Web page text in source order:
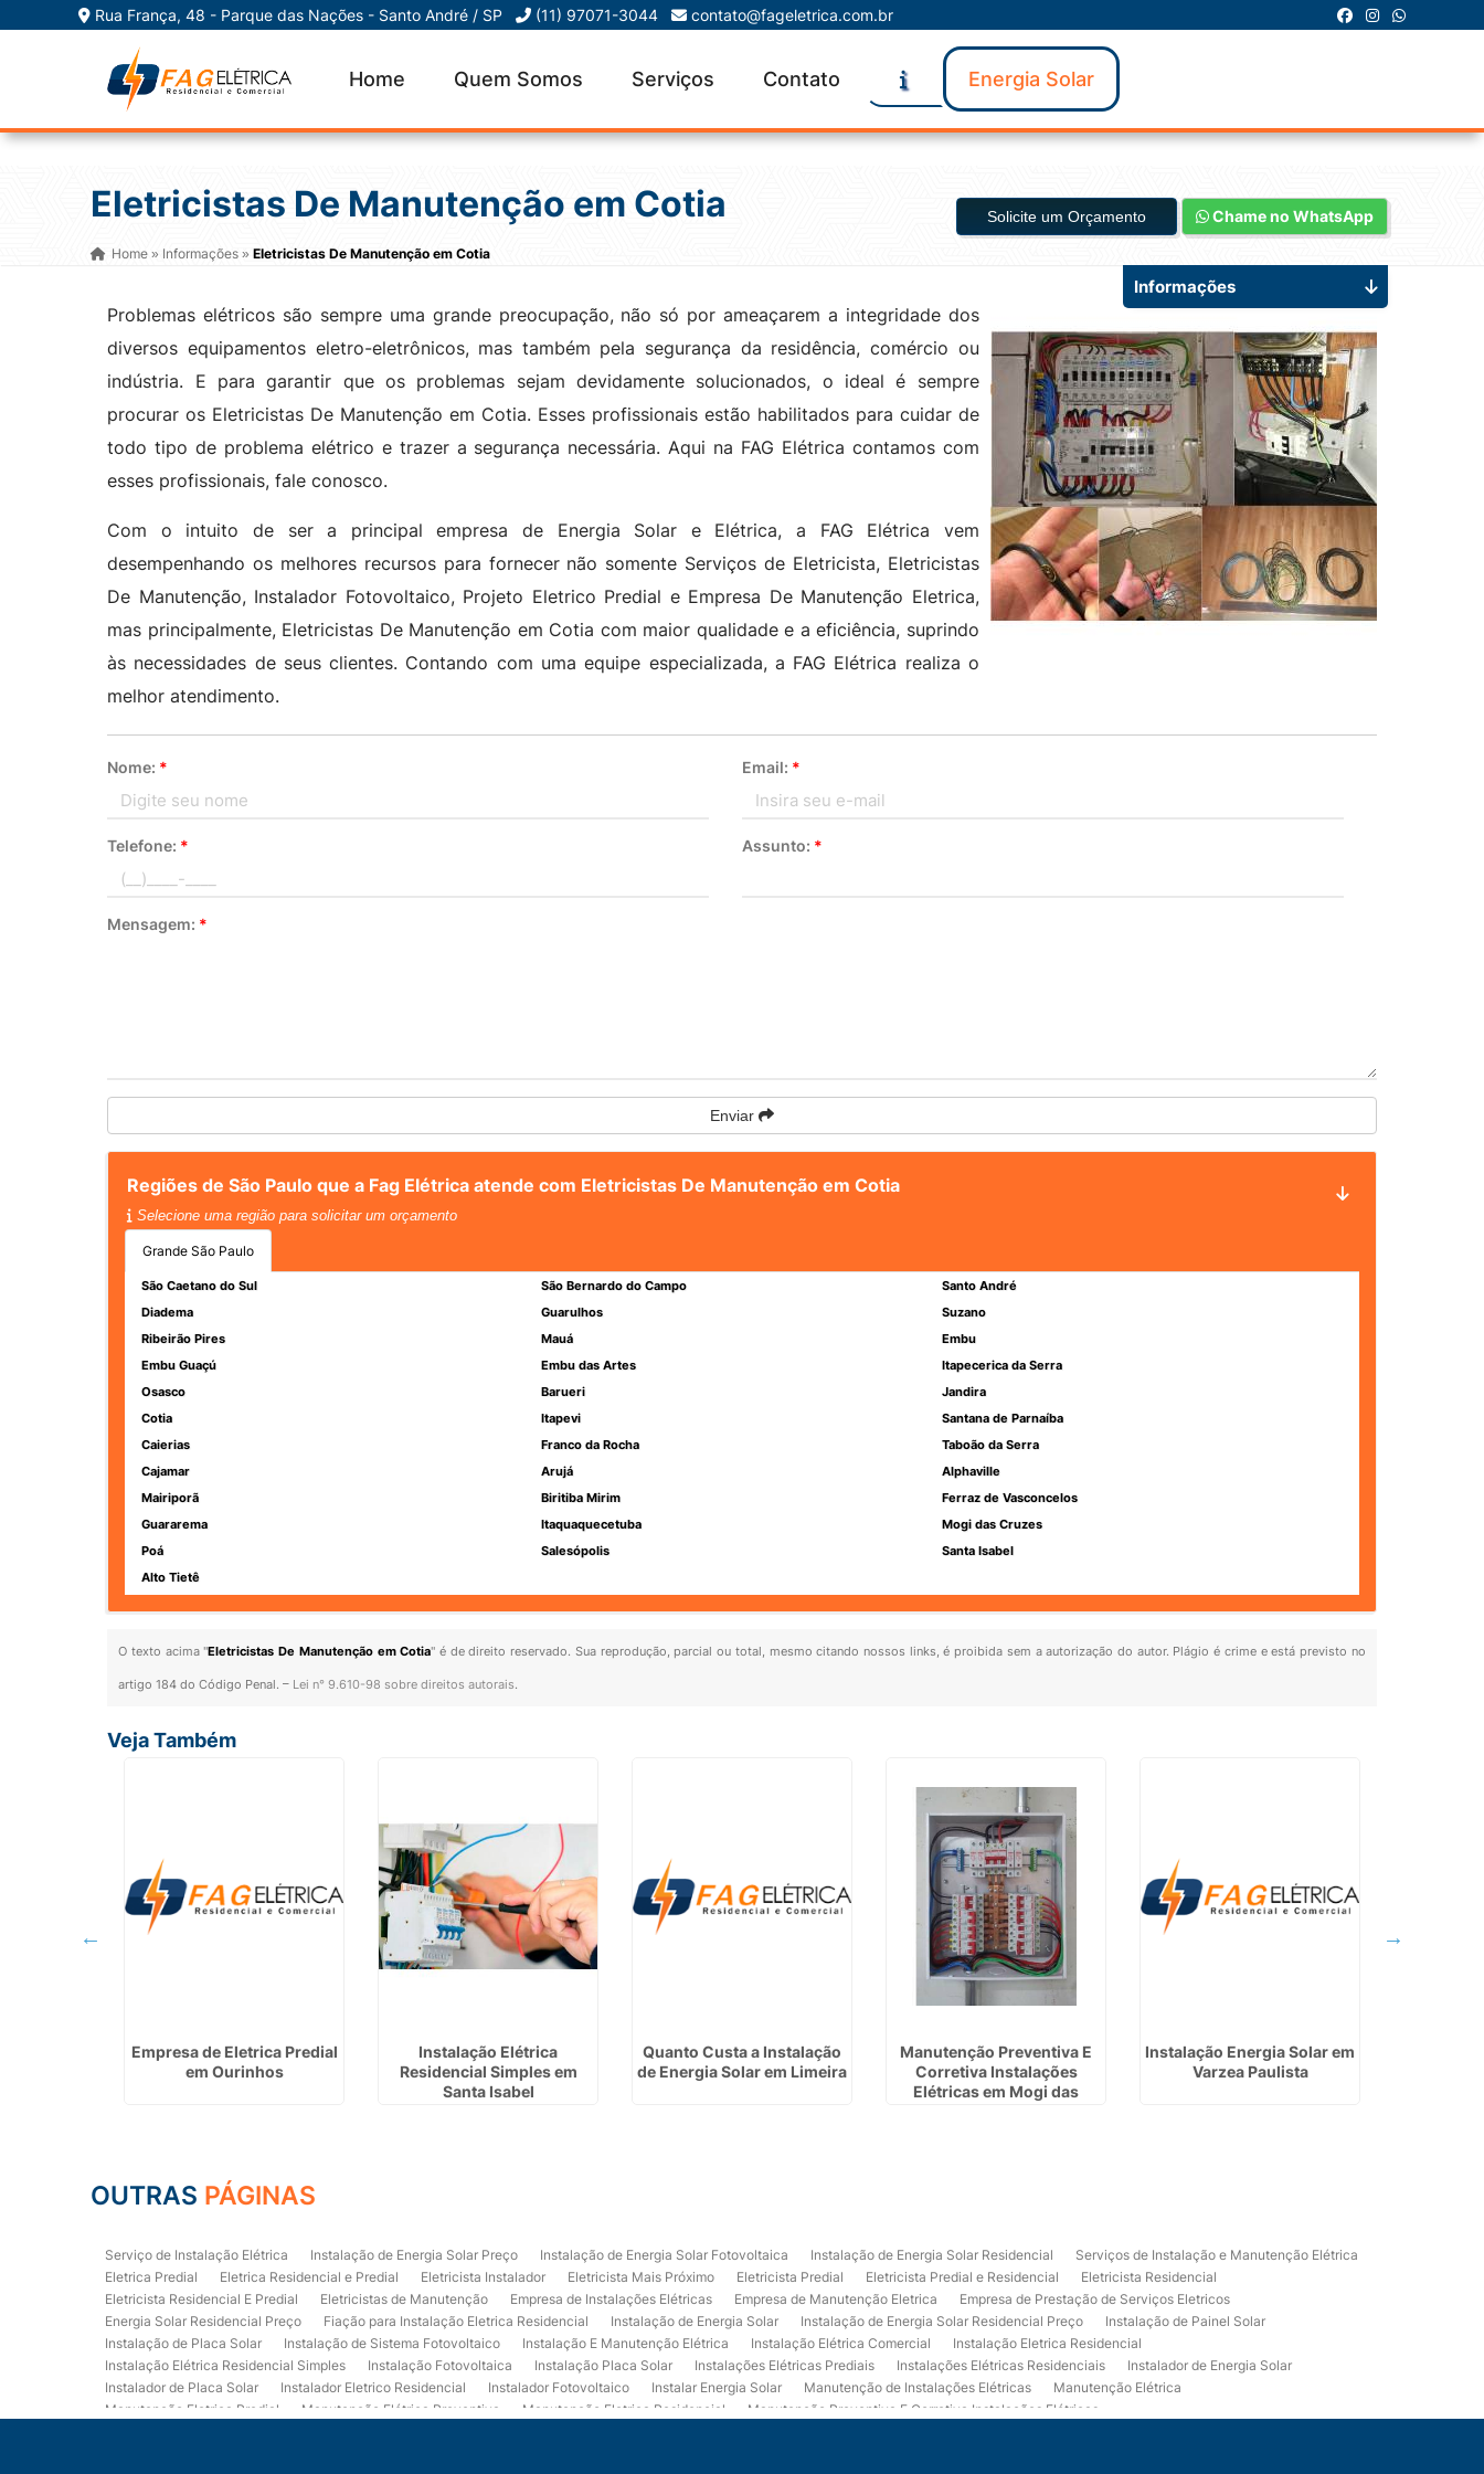
Rua França, 48 - Parque das Nações - Santo André / SP (11) 97071-3044 contato@fageletrica.com.br
Home Quem Somos Serviços Contato Energia Solar
Eletricistas De Manutenção em Cotia
Home » Informações » Eletricistas De Manutenção em Cotia
Solicite um Orçamento Chame no WhatsApp
Problemas elétricos são sempre uma grande preocupação, não só por ameaçarem a integridade dos
diversos equipamentos eletro-eletrônicos, mas também pela segurança da residência, comércio ou
indústria. E para garantir que os problemas sejam devidamente solucionados, o ideal é sempre
procurar os Eletricistas De Manutenção em Cotia. Esses profissionais estão habilitados para cuidar de
todo tipo de problema elétrico e trazer a segurança necessária. Aqui na FAG Elétrica contamos com
esses profissionais, fale conosco.
Com o intuito de ser a principal empresa de Energia Solar e Elétrica, a FAG Elétrica vem
desempenhando os melhores recursos para fornecer não somente Serviços de Eletricista, Eletricistas
De Manutenção, Instalador Fotovoltaico, Projeto Eletrico Predial e Empresa De Manutenção Eletrica,
mas principalmente, Eletricistas De Manutenção em Cotia com maior qualidade e a eficiência, suprindo
às necessidades de seus clientes. Contando com uma equipe especializada, a FAG Elétrica realiza o
melhor atendimento.
Nome: * Email: *
Telefone: * Assunto: *
Mensagem: *
Enviar
Regiões de São Paulo que a Fag Elétrica atende com Eletricistas De Manutenção em Cotia
Selecione uma região para solicitar um orçamento
Grande São Paulo
São Caetano do Sul São Bernardo do Campo
Santo André
Diadema
Guarulhos
Suzano
Ribeirão Pires
Mauá
Embu
Embu Guaçú
Embu das Artes
Itapecerica da Serra
Osasco
Barueri
Jandira
Cotia
Itapevi
Santana de Parnaíba
Caierias
Franco da Rocha
Taboão da Serra
Cajamar
Arujá
Alphaville
Mairiporã
Biritiba Mirim
Ferraz de Vasconcelos
Guararema
Itaquaquecetuba
Mogi das Cruzes
Poá
Salesópolis
Santa Isabel
Alto Tietê
O texto acima "Eletricistas De Manutenção em Cotia" é de direito reservado. Sua reprodução, parcial ou total, mesmo citando nossos links, é proibida sem a autorização do autor. Plágio é crime e está previsto no
artigo 184 do Código Penal. – Lei n° 9.610-98 sobre direitos autorais.
Informações
Veja Também
Empresa de Eletrica Predial
em Ourinhos
Instalação Elétrica
Residencial Simples em
Santa Isabel
Quanto Custa a Instalação
de Energia Solar em Limeira
Manutenção Preventiva E
Corretiva Instalações
Elétricas em Mogi das
Instalação Energia Solar em
Varzea Paulista
OUTRAS PÁGINAS
Serviço de Instalação Elétrica Instalação de Energia Solar Preço Instalação de Energia Solar Fotovoltaica Instalação de Energia Solar Residencial
Serviços de Instalação e Manutenção Elétrica
Eletrica Predial
Eletrica Residencial e Predial Eletricista Instalador Eletricista Mais Próximo Eletricista Predial Eletricista Predial e Residencial
Eletricista Residencial
Eletricista Residencial E Predial
Eletricistas de Manutenção Empresa de Instalações Elétricas Empresa de Manutenção Eletrica
Empresa de Prestação de Serviços Eletricos
Energia Solar Residencial Preço
Fiação para Instalação Eletrica Residencial Instalação de Energia Solar Instalação de Energia Solar Residencial Preço
Instalação de Painel Solar
Instalação de Placa Solar
Instalação de Sistema Fotovoltaico Instalação E Manutenção Elétrica Instalação Elétrica Comercial
Instalação Eletrica Residencial
Instalação Elétrica Residencial Simples
Instalação Fotovoltaica Instalação Placa Solar Instalações Elétricas Prediais Instalações Elétricas Residenciais
Instalador de Energia Solar
Instalador de Placa Solar
Instalador Eletrico Residencial Instalador Fotovoltaico Instalar Energia Solar Manutenção de Instalações Elétricas
Manutenção Elétrica
Manutenção Eletrica Predial
Manutenção Elétrica Preventiva Manutenção Eletrica Residencial
Manutenção Preventiva E Corretiva Instalações Elétricas